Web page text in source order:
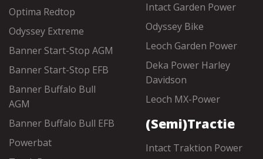
Optima Redtop
Odyssey Extreme
Banner Start-Stop AGM
Banner Start-Stop EFB
Banner Buffalo Bull
AGM
Banner Buffalo Bull EFB
Powerbat
Intact Garden Power
Odyssey Bike
Leoch Garden Power
Deka Power Harley
Davidson
Leoch MX-Power
(Semi)Tractie
Intact Traktion Power